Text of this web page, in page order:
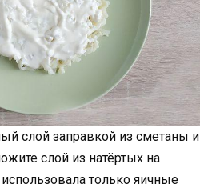
слой заправкой из сметаны и
слой из натёртых на
только яичные